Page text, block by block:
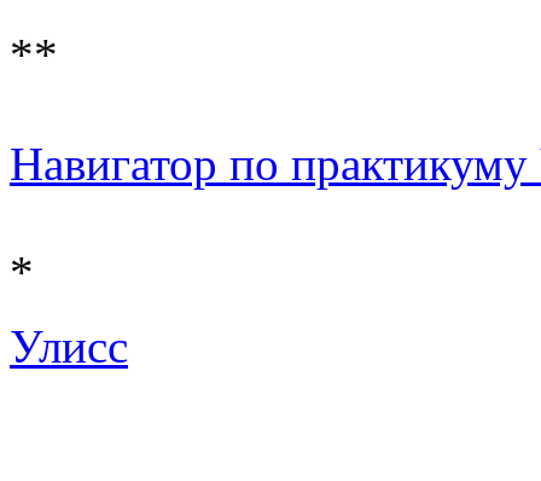
**
Навигатор по
*
Улисс